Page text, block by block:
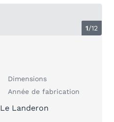
1/12
Dimensions
Année de fabrication
Le Landeron